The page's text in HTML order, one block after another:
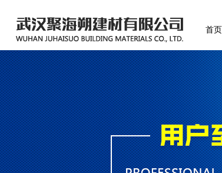
首页